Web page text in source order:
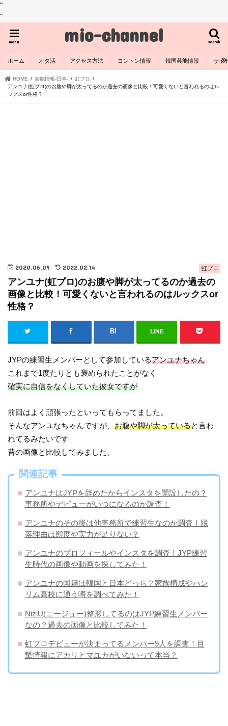
"
"
mio-channel search
menu
ホーム オタ活 アクセス方法 ヨントン情報 韓国芸能情報 サイ
HOME 芸能情報-日本-
虹プロ
アンユナ(虹プロ)のお腹や脚が太ってるのか過去の画像と比較！可愛くないと言われるのはル
ックスor性格？
虹プロ
2020.06.09 2022.02.14
アンユナ(虹プロ)のお腹や脚が太ってるのか過去の
画像と比較！可愛くないと言われるのはルックスor
性格？
LINE
JYPの練習生メンバーとして参加しているアンユナちゃん
これまで1度たりとも褒められたことがなく
確実に自信をなくしていた彼女ですが
前回はよく頑張ったといってもらってました。
そんなアンユなちゃんですが、お腹や脚が太っていると言わ
れてるみたいです
昔の画像と比較してみました。
関連記事
アンユナはJYPを辞めたからインスタを開設したの？
事務所やデビューがいつになるのか調査！
アンユナのその後は他事務所で練習生なのか調査！脱
落理由は態度や実力が足りない？
アンユナのプロフィールやインスタを調査！JYP練習
生時代の画像や動画を探してみた！
アンユナの国籍は韓国と日本どっち？家族構成やハン
リム高校に通う噂を調べてみた！
NiziU(ニージュー)整形してるのはJYP練習生メンバー
なの？過去の画像と比較してみた！
虹プロデビューが決まってるメンバー9人を調査！目
撃情報にアカリとマユカがいないって本当？